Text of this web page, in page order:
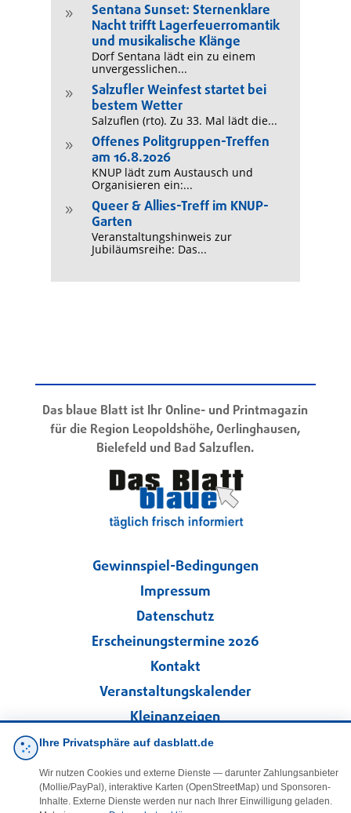
9
Sentana Sunset: Sternenklare
Nacht trifft Lagerfeuerromantik
und musikalische Klänge
Dorf Sentana lädt ein zu einem
unvergesslichen...
9
Salzufler Weinfest startet bei
bestem Wetter
Salzuflen (rto). Zu 33. Mal lädt die...
9
Offenes Politgruppen-Treffen
am 16.8.2026
KNUP lädt zum Austausch und
Organisieren ein:...
9
Queer & Allies-Treff im KNUP-
Garten
Veranstaltungshinweis zur
Jubiläumsreihe: Das...
Das blaue Blatt ist Ihr Online- und Printmagazin
für die Region Leopoldshöhe, Oerlinghausen,
Bielefeld und Bad Salzuflen.
Gewinnspiel-Bedingungen
Impressum
Datenschutz
Erscheinungstermine 2026
Kontakt
Veranstaltungskalender
Kleinanzeigen
Folgen Sie uns!
Ihre Privatsphäre auf dasblatt.de
Wir nutzen Cookies und externe Dienste — darunter Zahlungsanbieter
(Mollie/PayPal), interaktive Karten (OpenStreetMap) und Sponsoren-
Inhalte. Externe Dienste werden nur nach Ihrer Einwilligung geladen.